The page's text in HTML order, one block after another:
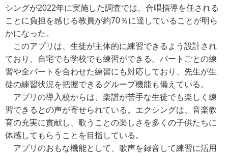
シングが2022年に実施した調査では、合唱指導を任される
ことに負担を感じる教員が約70％に達していることが明ら
かになった。
このアプリは、生徒が主体的に練習できるよう設計され
ており、自宅でも学校でも練習ができる。パートごとの練
習や全パートを合わせた練習にも対応しており、先生が生
徒の練習状況を把握できるグループ機能も備えている。
アプリの導入校からは、楽譜が苦手な生徒でも楽しく練
習できるとの声が寄せられている。エクシングは、音楽教
育の充実に貢献し、歌うことの楽しさを多くの子供たちに
体感してもらうことを目指している。
アプリのおもな機能として、歌声を録音して練習に活用